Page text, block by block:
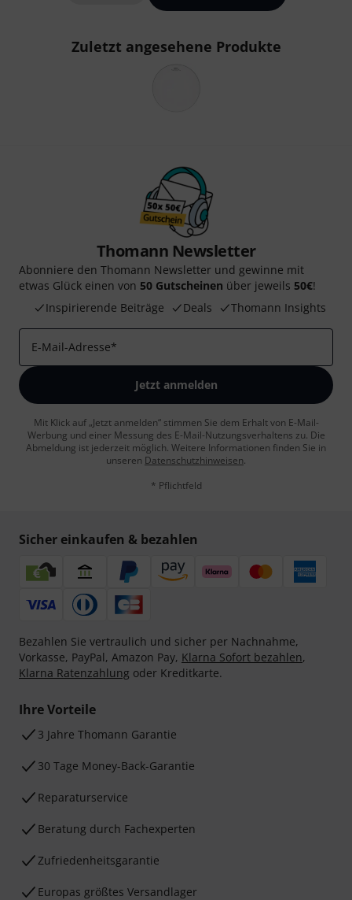
Zuletzt angesehene Produkte
Thomann Newsletter
Abonniere den Thomann Newsletter und gewinne mit
etwas Glück einen von 50 Gutscheinen über jeweils 50€!
Inspirierende Beiträge
Deals Thomann Insights
E-Mail-Adresse*
Jetzt anmelden
Mit Klick auf „Jetzt anmelden“ stimmen Sie dem Erhalt von E-Mail-
Werbung und einer Messung des E-Mail-Nutzungsverhaltens zu. Die
Abmeldung ist jederzeit möglich. Weitere Informationen finden Sie in
unseren Datenschutzhinweisen.
* Pflichtfeld
Sicher einkaufen & bezahlen
Bezahlen Sie vertraulich und sicher per Nachnahme,
Vorkasse, PayPal, Amazon Pay, Klarna Sofort bezahlen,
Klarna Ratenzahlung oder Kreditkarte.
Ihre Vorteile
3 Jahre Thomann Garantie
30 Tage Money-Back-Garantie
Reparaturservice
Beratung durch Fachexperten
Zufriedenheitsgarantie
Europas größtes Versandlager